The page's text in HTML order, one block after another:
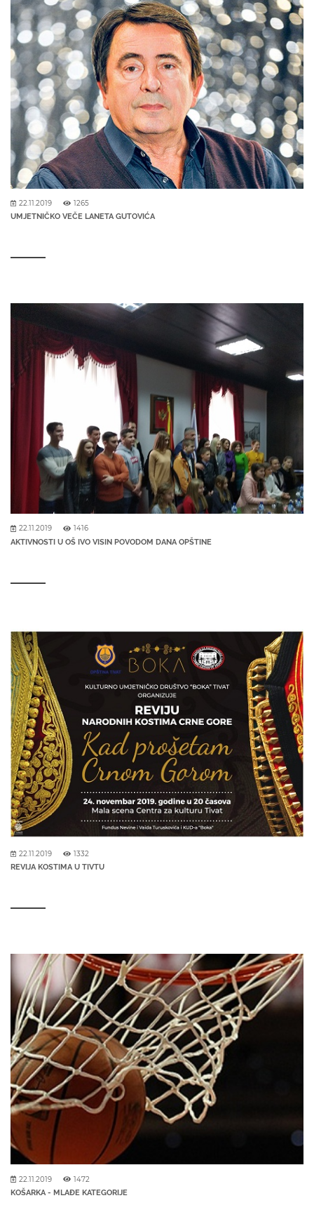
22.11.2019 1265
UMJETNIČKO VEČE LANETA GUTOVIĆA
22.11.2019 1416
AKTIVNOSTI U OŠ IVO VISIN POVODOM DANA OPŠTINE
22.11.2019 1332
REVIJA KOSTIMA U TIVTU
22.11.2019 1472
KOŠARKA - MLAĐE KATEGORIJE